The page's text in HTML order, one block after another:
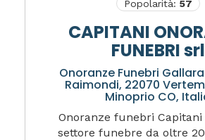
Popolarità: 57
CAPITANI
FUNEBRI srl
Onoranze Funebri
Raimondi, 22070
Minoprio CO,
Onoranze funebri
settore funebre da oltre